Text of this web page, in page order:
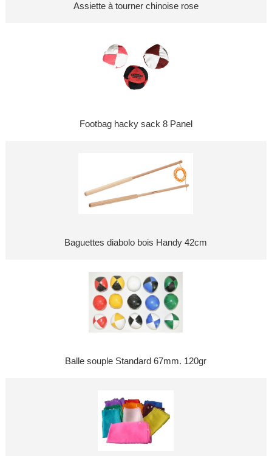
Assiette à tourner chinoise rose
Footbag hacky sack 8 Panel
Baguettes diabolo bois Handy 42cm
Balle souple Standard 67mm. 120gr